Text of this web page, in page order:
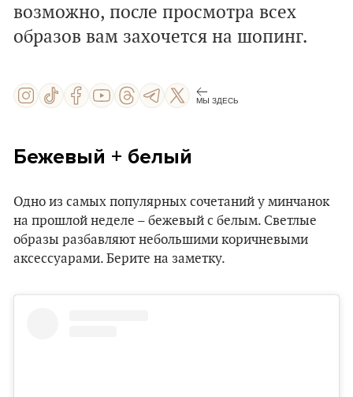
возможно, после просмотра всех
образов вам захочется на шопинг.
МЫ ЗДЕСЬ
Бежевый + белый
Одно из самых популярных сочетаний у минчанок
на прошлой неделе – бежевый с белым. Светлые
образы разбавляют небольшими коричневыми
аксессуарами. Берите на заметку.